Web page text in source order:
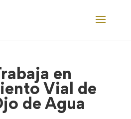
en
Vial de
de Agua